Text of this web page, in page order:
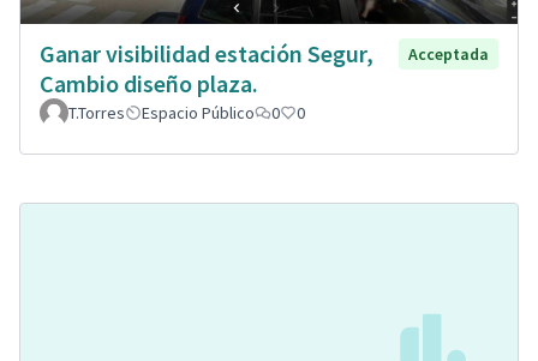
Ganar visibilidad estación Segur,
Cambio diseño plaza.
Acceptada
T.Torres Espacio Público 0 0